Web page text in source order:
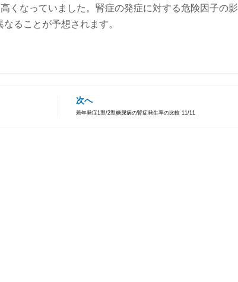
くなっていました。腎症の発症に対する危険因子の影
ることが予想されます。
次へ
若年発症1型/2型糖尿病の腎症発生率の比較 11/11